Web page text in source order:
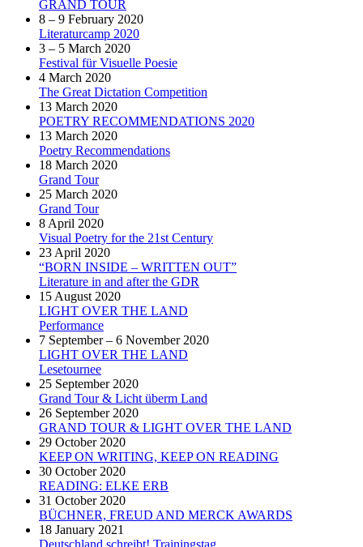
GRAND TOUR
8 – 9 February 2020
Literaturcamp 2020
3 – 5 March 2020
Festival für Visuelle Poesie
4 March 2020
The Great Dictation Competition
13 March 2020
POETRY RECOMMENDATIONS 2020
13 March 2020
Poetry Recommendations
18 March 2020
Grand Tour
25 March 2020
Grand Tour
8 April 2020
Visual Poetry for the 21st Century
23 April 2020
“BORN INSIDE – WRITTEN OUT”
Literature in and after the GDR
15 August 2020
LIGHT OVER THE LAND
Performance
7 September – 6 November 2020
LIGHT OVER THE LAND
Lesetournee
25 September 2020
Grand Tour & Licht überm Land
26 September 2020
GRAND TOUR & LIGHT OVER THE LAND
29 October 2020
KEEP ON WRITING, KEEP ON READING
30 October 2020
READING: ELKE ERB
31 October 2020
BÜCHNER, FREUD AND MERCK AWARDS
18 January 2021
Deutschland schreibt! Trainingstag